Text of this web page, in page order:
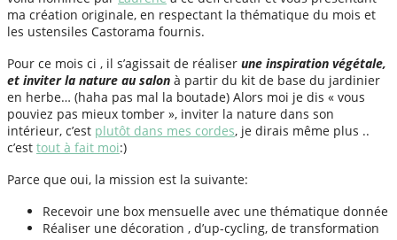
ma création originale, en respectant la thématique du mois et
les ustensiles Castorama fournis.
Pour ce mois ci , il s’agissait de réaliser une inspiration végétale,
et inviter la nature au salon à partir du kit de base du jardinier
en herbe… (haha pas mal la boutade) Alors moi je dis « vous
pouviez pas mieux tomber », inviter la nature dans son
intérieur, c’est plutôt dans mes cordes, je dirais même plus ..
c’est tout à fait moi:)
Parce que oui, la mission est la suivante:
Recevoir une box mensuelle avec une thématique donnée
Réaliser une décoration , d’up-cycling, de transformation